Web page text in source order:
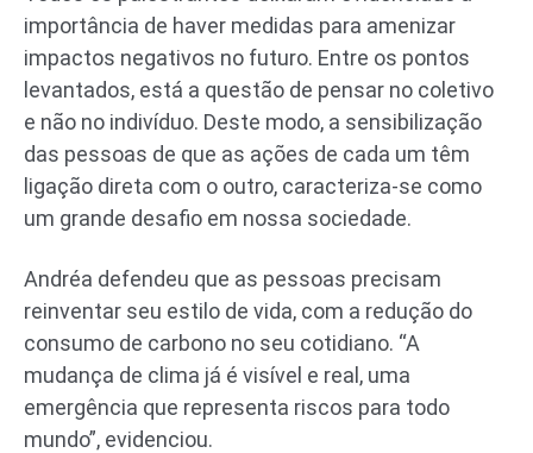
importância de haver medidas para amenizar
impactos negativos no futuro. Entre os pontos
levantados, está a questão de pensar no coletivo
e não no indivíduo. Deste modo, a sensibilização
das pessoas de que as ações de cada um têm
ligação direta com o outro, caracteriza-se como
um grande desafio em nossa sociedade.
Andréa defendeu que as pessoas precisam
reinventar seu estilo de vida, com a redução do
consumo de carbono no seu cotidiano. “A
mudança de clima já é visível e real, uma
emergência que representa riscos para todo
mundo”, evidenciou.